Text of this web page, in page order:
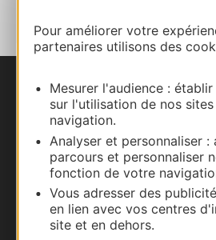
Pour améliorer votre
partenaires utilisons des
Mesurer l'audience :
sur l'utilisation de nos
navigation.
Analyser et personnaliser :
parcours et personnaliser
fonction de votre
Vous adresser des
en lien avec vos centres
site et en dehors.
Nous contacter
Carte interactive
Documentation